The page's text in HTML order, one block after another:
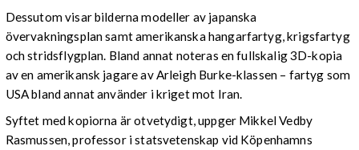
Dessutom visar bilderna modeller av japanska
övervakningsplan samt amerikanska hangarfartyg, krigsfartyg
och stridsflygplan. Bland annat noteras en fullskalig 3D-kopia
av en amerikansk jagare av Arleigh Burke-klassen – fartyg som
USA bland annat använder i kriget mot Iran.
Syftet med kopiorna är otvetydigt, uppger Mikkel Vedby
Rasmussen, professor i statsvetenskap vid Köpenhamns